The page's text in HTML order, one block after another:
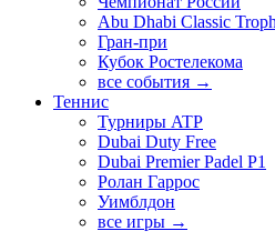
Abu Dhabi Classic
Гран-при
Кубок Ростелекома
все события →
Теннис
Турниры ATP
Dubai Duty Free
Dubai Premier Padel P1
Ролан Гаррос
Уимблдон
все игры →